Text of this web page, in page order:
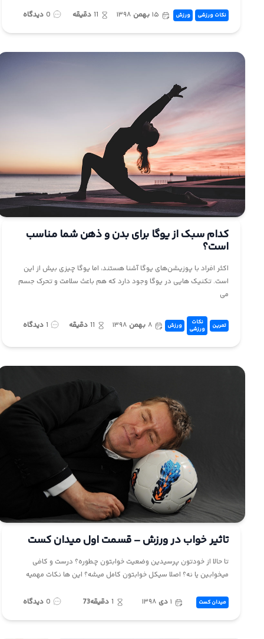
نکات ورزشی ورزش ۱۵ بهمن ۱۳۹۸ 11 دقیقه 0 دیدگاه
کدام سبک از یوگا برای بدن و ذهن شما مناسب
است؟
اکثر افراد با پوزیشن‌های یوگا آشنا هستند، اما یوگا چیزی بیش از این
است. تکنیک هایی در یوگا وجود دارد که هم باعث سلامت و تحرک جسم
می
تمرین
نکات
ورزشی
ورزش ۸ بهمن ۱۳۹۸ 11 دقیقه 1 دیدگاه
تاثیر خواب در ورزش – قسمت اول میدان کست
تا حالا از خودتون پرسیدین وضعیت خوابتون چطوره؟ درست و کافی
میخوابین یا نه؟ اصلا سیکل خوابتون کامل میشه؟ این ها نکات مهمیه
میدان کست ۱ دی ۱۳۹۸ 1 دقیقه73 0 دیدگاه